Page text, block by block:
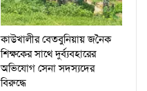
কাউখালীর বেতবুনিয়ায় জনৈক
শিক্ষকের সাথে দুর্ব্যবহারের
অভিযোগ সেনা সদস্যদের
বিরুদ্ধে